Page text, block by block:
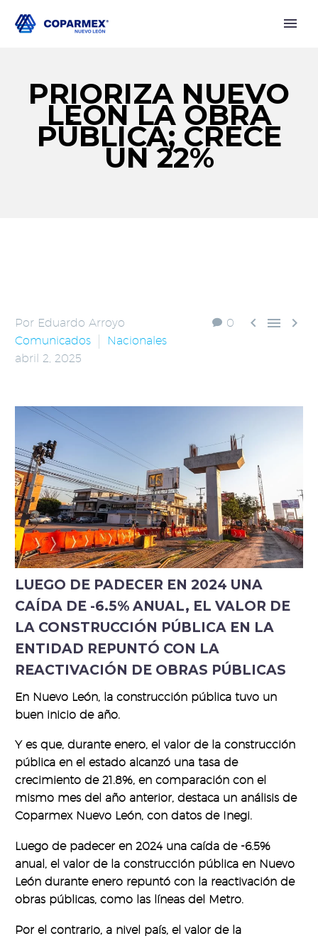
PRIORIZA NUEVO
LEÓN LA OBRA
PÚBLICA; CRECE
UN 22%
0   
Por Eduardo Arroyo
Comunicados
Nacionales
abril 2, 2025
LUEGO DE PADECER EN 2024 UNA
CAÍDA DE -6.5% ANUAL, EL VALOR DE
LA CONSTRUCCIÓN PÚBLICA EN LA
ENTIDAD REPUNTÓ CON LA
REACTIVACIÓN DE OBRAS PÚBLICAS
En Nuevo León, la construcción pública tuvo un
buen inicio de año.
Y es que, durante enero, el valor de la construcción
pública en el estado alcanzó una tasa de
crecimiento de 21.8%, en comparación con el
mismo mes del año anterior, destaca un análisis de
Coparmex Nuevo León, con datos de Inegi.
Luego de padecer en 2024 una caída de -6.5%
anual, el valor de la construcción pública en Nuevo
León durante enero repuntó con la reactivación de
obras públicas, como las líneas del Metro.
Por el contrario, a nivel país, el valor de la